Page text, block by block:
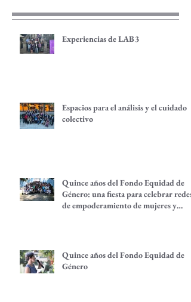
Experiencias de LAB3
Espacios para el análisis y el cuidado
colectivo
Quince años del Fondo Equidad de
Género: una fiesta para celebrar redes
de empoderamiento de mujeres y
Quince años del Fondo Equidad de
Género